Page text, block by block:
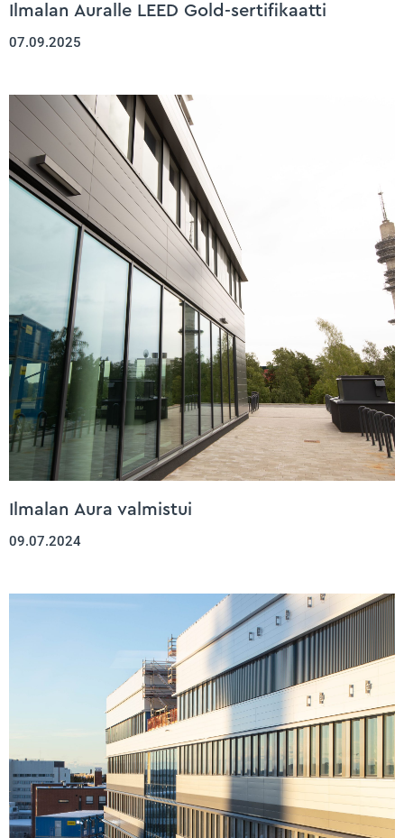
Ilmalan Auralle LEED Gold-sertifikaatti
07.09.2025
Ilmalan Aura valmistui
09.07.2024